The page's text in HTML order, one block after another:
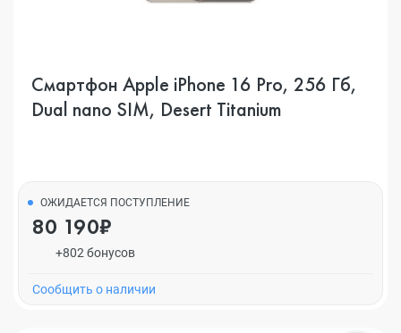
Смартфон Apple iPhone 16 Pro, 256 Гб,
Dual nano SIM, Desert Titanium
ОЖИДАЕТСЯ ПОСТУПЛЕНИЕ
80 190₽
+802 бонусов
Cообщить о наличии